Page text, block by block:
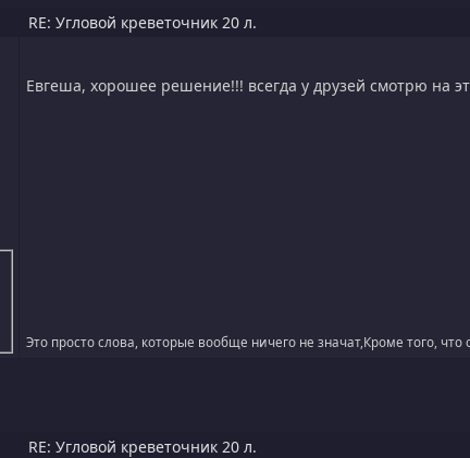
RE: Угловой креветочник 20 л.
Евгеша, хорошее решение!!! всегда у друзей смотрю на
Это просто слова, которые вообще ничего не значат,Кроме того, что
RE: Угловой креветочник 20 л.